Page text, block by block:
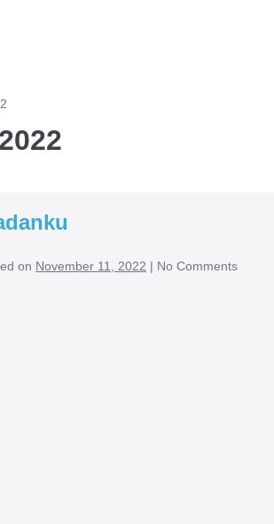
on November 11, 2022 | No Comments